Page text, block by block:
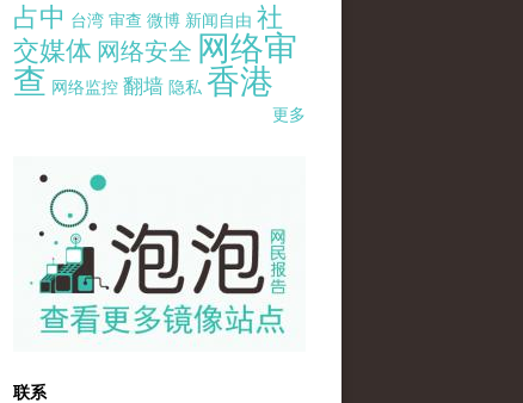
占中 台湾 审查 微博 新闻自由 社
交媒体 网络安全 网络审
查 网络监控 翻墙 隐私 香港
更多
pao-pao-banner-mirror-site-120814.jpg
联系